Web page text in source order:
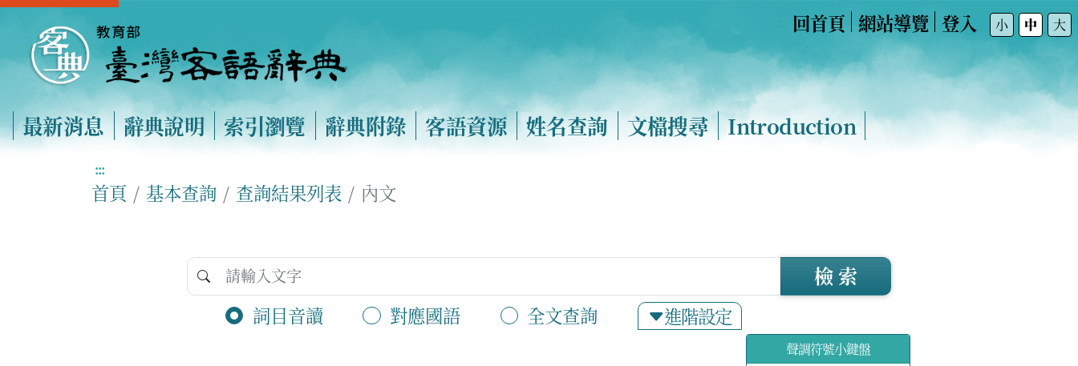
回首頁 網站導覽 登入 小 中 大
最新消息 辭典說明 索引瀏覽 辭典附錄 客語資源 姓名查詢 文檔搜尋 Introduction
:::
首頁 基本查詢 查詢結果列表 內文
詞目音讀 對應國語 全文查詢 進階設定
檢 索
聲調符號小鍵盤